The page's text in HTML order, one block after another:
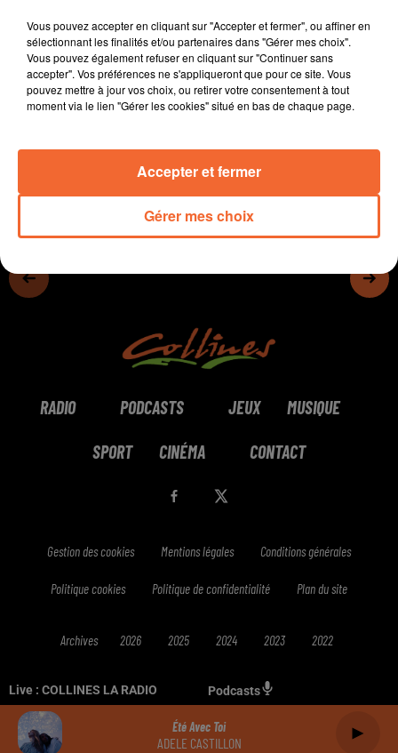
Live : COLLINES LA RADIO Podcasts
Été Avec Toi
ADELE CASTILLON
- Le bâtiment manque cruellement de main d'oeuvre
qualifié.
- Le festival Art Joyette aura bien lieu les 12 et 13 juin à
St Varent.
RADIO PODCASTS JEUX MUSIQUE
SPORT CINÉMA CONTACT
Gestion des cookies Mentions légales Conditions générales
Politique cookies Politique de confidentialité Plan du site
Archives 2026 2025 2024 2023 2022
Vous pouvez accepter en cliquant sur "Accepter et fermer", ou affiner en
sélectionnant les finalités et/ou partenaires dans "Gérer mes choix".
Vous pouvez également refuser en cliquant sur "Continuer sans
accepter". Vos préférences ne s'appliqueront que pour ce site. Vous
pouvez mettre à jour vos choix, ou retirer votre consentement à tout
moment via le lien "Gérer les cookies" situé en bas de chaque page.
Gérer mes choix
Accepter et fermer